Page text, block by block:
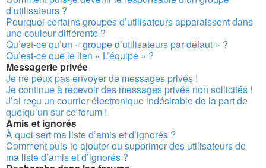
d’utilisateurs ?
Pourquoi certains groupes d’utilisateurs apparaissent dans
une couleur différente ?
Qu’est-ce qu’un « groupe d’utilisateurs par défaut » ?
Qu’est-ce que le lien « L’équipe » ?
Messagerie privée
Je ne peux pas envoyer de messages privés !
Je continue à recevoir des messages privés non sollicités !
J’ai reçu un courrier électronique indésirable de la part de
quelqu’un sur ce forum !
Amis et ignorés
À quoi sert ma liste d’amis et d’ignorés ?
Comment puis-je ajouter ou supprimer des utilisateurs de
ma liste d’amis et d’ignorés ?